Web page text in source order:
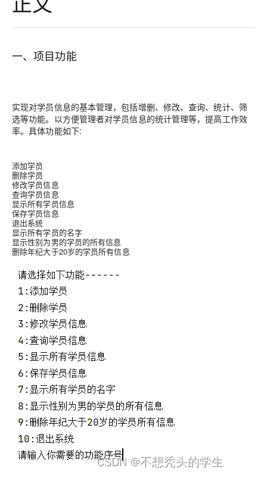
一、项目功能
实现对学员信息的基本管理，包括增删、修改、查询、统计、筛
选等功能。以方便管理者对学员信息的统计管理等，提高工作效
率。具体功能如下:
添加学员
删除学员
修改学员信息
查询学员信息
显示所有学员信息
保存学员信息
退出系统
显示所有学员的名字
显示性别为男的学员的所有信息
删除年纪大于20岁的学员所有信息